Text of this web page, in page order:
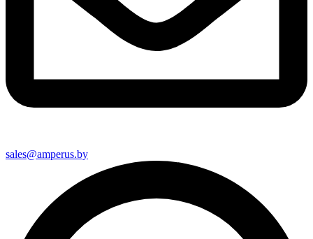
sales@amperus.by